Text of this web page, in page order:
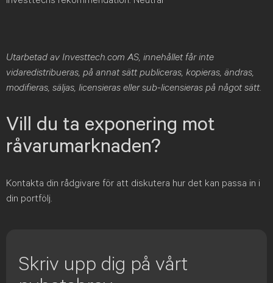
Utarbetad av Investtech.com AS, innehållet får inte
vidaredistribueras, på annat sätt publiceras, kopieras, ändras,
modifieras, säljas, licensieras eller sub-licensieras på något sätt.
Vill du ta exponering mot
råvarumarknaden?
Kontakta din rådgivare för att diskutera hur det kan passa in i
din portfölj.
Skriv upp dig på vårt